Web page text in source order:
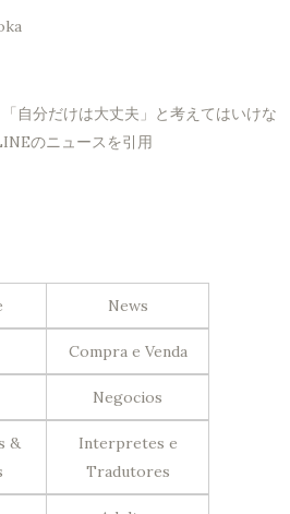
自分だけは大丈夫」と考えてはいけな
のニュースを引用
News
Compra e Venda
Negocios
&
Interpretes e
Tradutores